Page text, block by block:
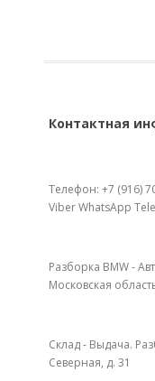
Контактная
Телефон: +7 (916)
Viber WhatsApp
Разборка BMW -
Московская
Склад - Выдача.
Северная, д. 31